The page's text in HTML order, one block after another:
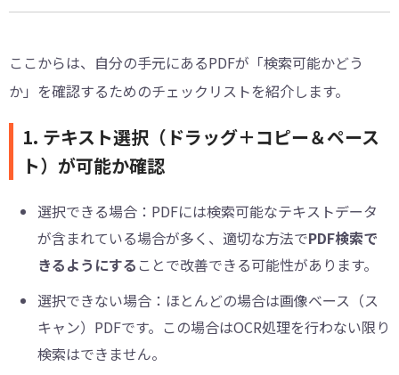
ここからは、自分の手元にあるPDFが「検索可能かどう
か」を確認するためのチェックリストを紹介します。
1. テキスト選択（ドラッグ＋コピー＆ペース
ト）が可能か確認
選択できる場合：PDFには検索可能なテキストデータ
が含まれている場合が多く、適切な方法でPDF検索で
きるようにする ことで改善できる可能性があります。
選択できない場合：ほとんどの場合は画像ベース（ス
キャン）PDFです。この場合はOCR処理を行わない限り
検索はできません。